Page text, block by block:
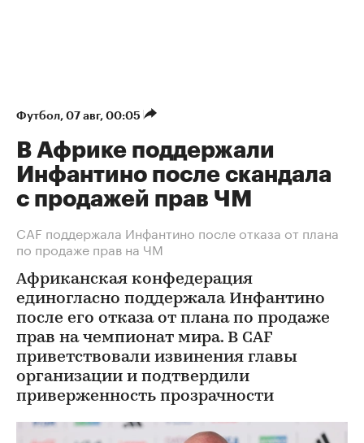
Футбол⁠, 07 авг, 00:05
В Африке поддержали
Инфантино после скандала
с продажей прав ЧМ
СAF поддержала Инфантино после отказа от плана
по продаже прав на ЧМ
Африканская конфедерация
единогласно поддержала Инфантино
после его отказа от плана по продаже
прав на чемпионат мира. В CAF
приветствовали извинения главы
организации и подтвердили
приверженность прозрачности